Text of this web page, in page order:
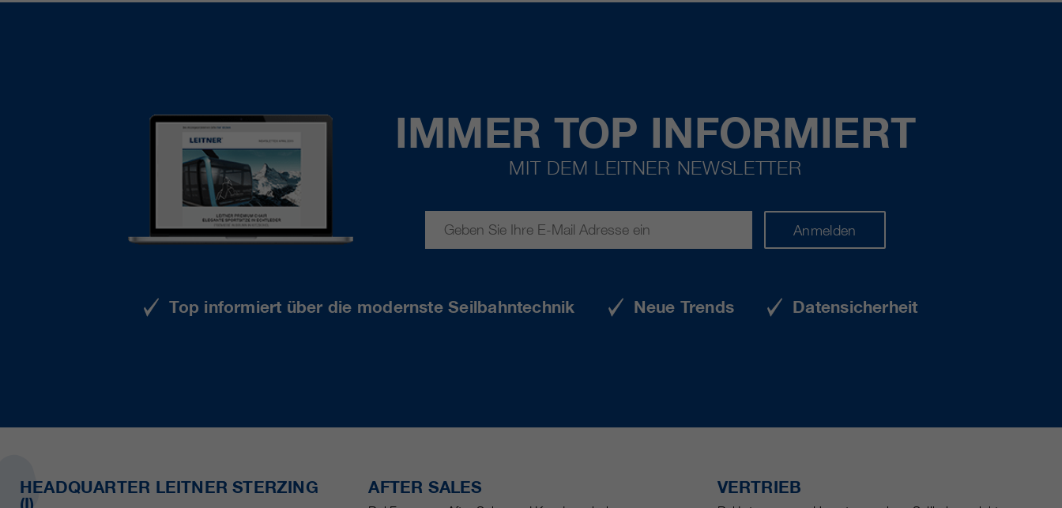
IMMER TOP INFORMIERT
MIT DEM LEITNER NEWSLETTER
Anmelden
Top informiert über die modernste Seilbahntechnik Neue Trends Datensicherheit
HEADQUARTER LEITNER STERZING
(I)
AFTER SALES VERTRIEB